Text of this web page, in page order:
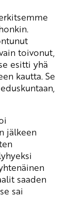
toivonut,
esitti yhä
kautta. Se
jälkeen
saaden
sai